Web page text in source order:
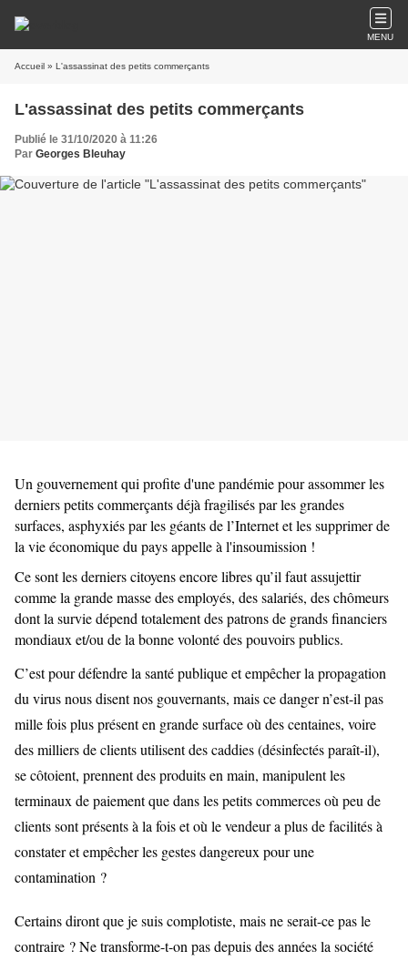
MENU
Accueil » L'assassinat des petits commerçants
L'assassinat des petits commerçants
Publié le 31/10/2020 à 11:26
Par Georges Bleuhay
Un gouvernement qui profite d'une pandémie pour assommer les
derniers petits commerçants déjà fragilisés par les grandes
surfaces, asphyxiés par les géants de l’Internet et les supprimer de
la vie économique du pays appelle à l'insoumission !
Ce sont les derniers citoyens encore libres qu’il faut assujettir
comme la grande masse des employés, des salariés, des chômeurs
dont la survie dépend totalement des patrons de grands financiers
mondiaux et/ou de la bonne volonté des pouvoirs publics.
C’est pour défendre la santé publique et empêcher la propagation
du virus nous disent nos gouvernants, mais ce danger n’est-il pas
mille fois plus présent en grande surface où des centaines, voire
des milliers de clients utilisent des caddies (désinfectés paraît-il),
se côtoient, prennent des produits en main, manipulent les
terminaux de paiement que dans les petits commerces où peu de
clients sont présents à la fois et où le vendeur a plus de facilités à
constater et empêcher les gestes dangereux pour une
contamination ?
Certains diront que je suis complotiste, mais ne serait-ce pas le
contraire ? Ne transforme-t-on pas depuis des années la société